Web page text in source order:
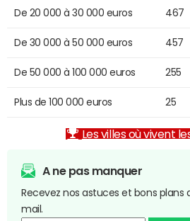
De 20 000 à 30 000 euros 467
De 30 000 à 50 000 euros 457
De 50 000 à 100 000 euros 255
Plus de 100 000 euros 25
Les villes où vivent
A ne pas manquer
Recevez nos astuces et bons
mail.